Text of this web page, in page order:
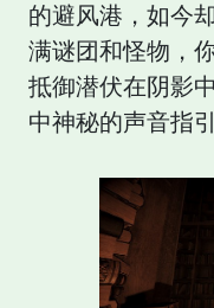
的避风港，如今
满谜团和怪物，
抵御潜伏在阴影
中神秘的声音指